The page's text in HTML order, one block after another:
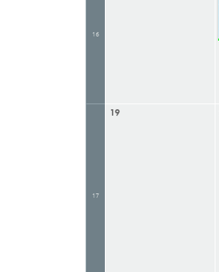
16
17
19